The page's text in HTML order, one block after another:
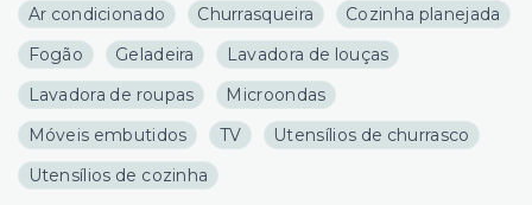
Ar condicionado Churrasqueira
Cozinha planejada
Fogão
Geladeira
Lavadora de louças
Lavadora de roupas
Microondas
Móveis embutidos
TV
Utensílios de churrasco
Utensílios de cozinha